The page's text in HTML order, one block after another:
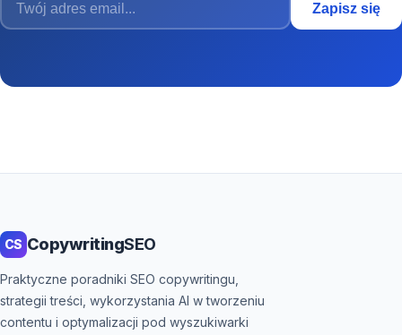
Zapisz się
CS CopywritingSEO
Praktyczne poradniki SEO copywritingu,
strategii treści, wykorzystania AI w tworzeniu
contentu i optymalizacji pod wyszukiwarki